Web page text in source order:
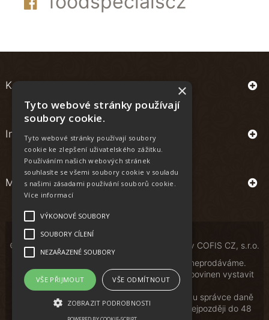
Kontakt
Informace
Můj účet
© Copyright | All Rights Reserved | Powered by COFIS CZ, s.r.o.
Osobám mladším 18 let alkoholické nápoje neprodáváme.
Podle zákona o evidenci tržeb je prodávající povinen vystavit
kupujícímu účtenku.
Zároveň je povinen zaevidovat přijatou tržbu u správce daně
online; v případě technického výpadku pak nejpozději do 48
×
Tyto webové stránky používají
soubory cookie.
Tyto webové stránky používají soubory
cookie ke zlepšení uživatelského zážitku.
Používáním našich webových stránek
souhlasíte se všemi soubory cookie v souladu
s našimi zásadami používání souborů cookie.
Více informací
VÝKONOVÉ SOUBORY
SOUBORY CÍLENÍ
NEZAŘAZENÉ SOUBORY
VŠE PŘIJMOUT VŠE ODMÍTNOUT
ZOBRAZIT PODROBNOSTI